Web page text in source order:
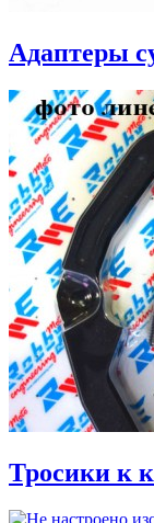
Адаптеры
Тросики к